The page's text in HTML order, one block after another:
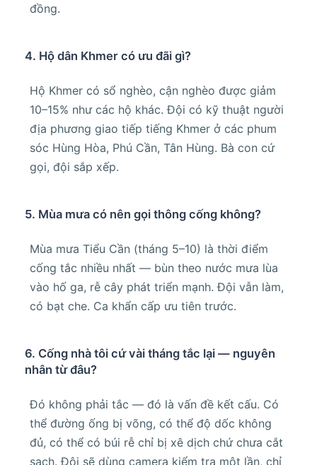
đồng.
4. Hộ dân Khmer có ưu đãi gì?
Hộ Khmer có sổ nghèo, cận nghèo được giảm
10–15% như các hộ khác. Đội có kỹ thuật người
địa phương giao tiếp tiếng Khmer ở các phum
sóc Hùng Hòa, Phú Cần, Tân Hùng. Bà con cứ
gọi, đội sắp xếp.
5. Mùa mưa có nên gọi thông cống không?
Mùa mưa Tiểu Cần (tháng 5–10) là thời điểm
cống tắc nhiều nhất — bùn theo nước mưa lùa
vào hố ga, rễ cây phát triển mạnh. Đội vẫn làm,
có bạt che. Ca khẩn cấp ưu tiên trước.
6. Cống nhà tôi cứ vài tháng tắc lại — nguyên
nhân từ đâu?
Đó không phải tắc — đó là vấn đề kết cấu. Có
thể đường ống bị võng, có thể độ dốc không
đủ, có thể có búi rễ chỉ bị xê dịch chứ chưa cắt
sạch. Đội sẽ dùng camera kiểm tra một lần, chỉ